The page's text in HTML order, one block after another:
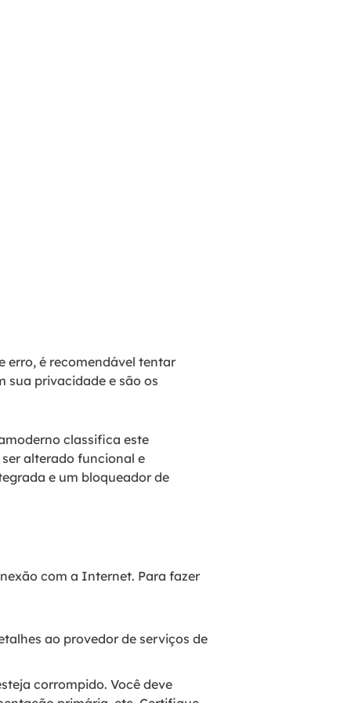
erro, é recomendável tentar
sua privacidade e são os
classifica este
alterado funcional e
e um bloqueador de
com a Internet. Para fazer
ao provedor de serviços de
corrompido. Você deve